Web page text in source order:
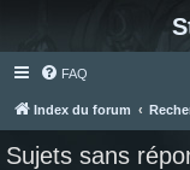
FAQ
Index du forum
Sujets sans